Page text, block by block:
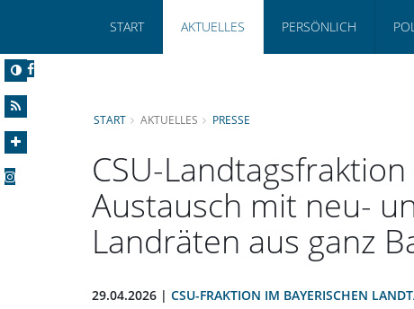
START AKTUELLES PERSÖNLICH
START AKTUELLES PRESSE
CSU-
Austausch mit neu-
Landräten aus ganz
29.04.2026 | CSU-FRAKTION IM BAYERISCHEN